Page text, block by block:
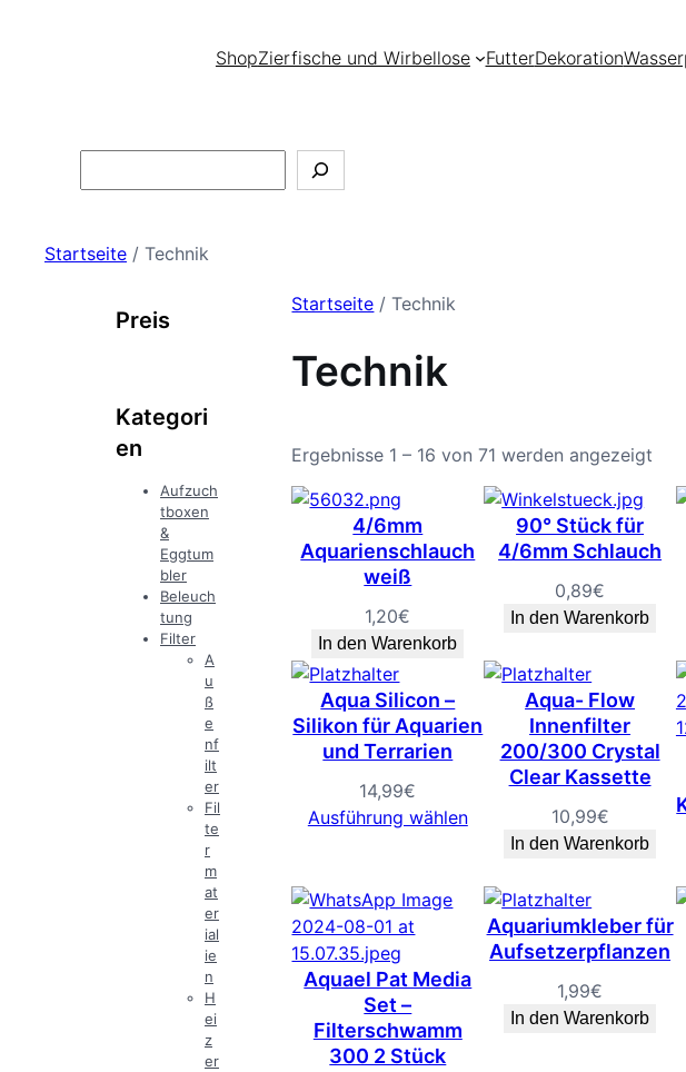
ShopZierfische und Wirbellose FutterDekoration
Startseite / Technik
Preis
Kategori
en
Aufzuch
tboxen
&
Eggtum
bler
Beleuch
tung
Filter
A
u
ß
e
nf
ilt
er
Fil
te
r
m
at
er
ial
ie
n
H
ei
z
er
Startseite / Technik
Technik
Ergebnisse 1 – 16 von 71 werden angezeigt
4/6mm
Aquarienschlauch
weiß
1,20€
In den Warenkorb
90° Stück für
4/6mm Schlauch
0,89€
In den Warenkorb
Aqua Silicon –
Silikon für Aquarien
und Terrarien
14,99€
Ausführung wählen
Aqua- Flow
Innenfilter
200/300 Crystal
Clear Kassette
10,99€
In den Warenkorb
Aquael Pat Media
Set –
Filterschwamm
300 2 Stück
Aquariumkleber für
Aufsetzerpflanzen
1,99€
In den Warenkorb